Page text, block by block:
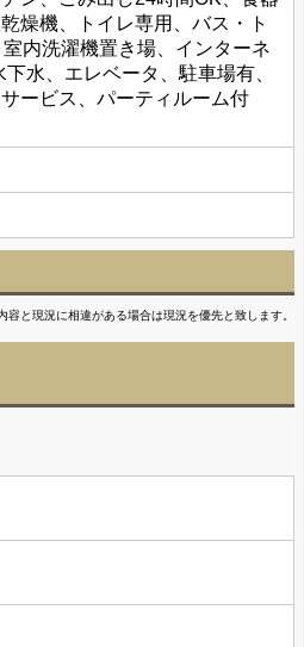
燥機、トイレ専用、バス・ト
内洗濯機置き場、インターネ
水、エレベータ、駐車場有、
ービス、パーティルーム付
容と現況に相違がある場合は現況を優先と致します。